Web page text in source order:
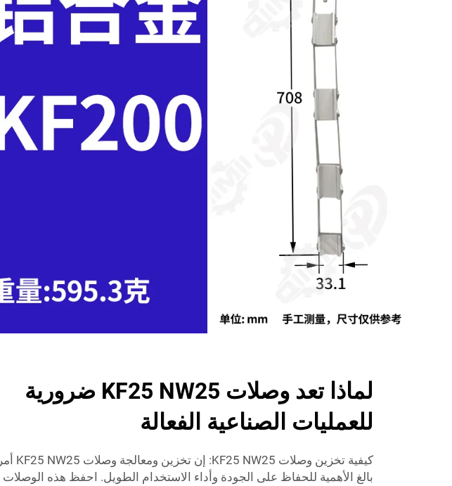
لماذا تعد وصلات KF25 NW25 ضرورية
للعمليات الصناعية الفعالة
كيفية تخزين وصلات KF25 NW25: إن تخزين ومعالجة وصلات KF25 NW25 أمر
بالغ الأهمية للحفاظ على الجودة وأداء الاستخدام الطويل. احفظ هذه الوصلات